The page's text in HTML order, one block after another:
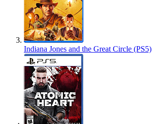
Indiana Jones and the Great Circle (PS5)